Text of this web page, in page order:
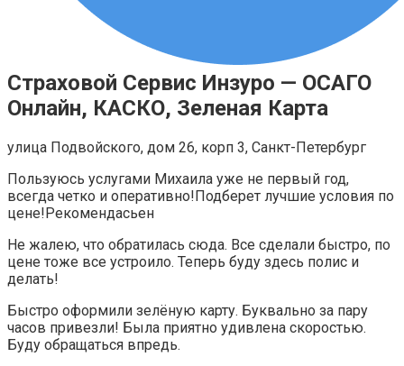
Страховой Сервис Инзуро — ОСАГО
Онлайн, КАСКО, Зеленая Карта
улица Подвойского, дом 26, корп 3, Санкт-Петербург
Пользуюсь услугами Михаила уже не первый год,
всегда четко и оперативно!Подберет лучшие условия по
цене!Рекомендасьен
Не жалею, что обратилась сюда. Все сделали быстро, по
цене тоже все устроило. Теперь буду здесь полис и
делать!
Быстро оформили зелёную карту. Буквально за пару
часов привезли! Была приятно удивлена скоростью.
Буду обращаться впредь.